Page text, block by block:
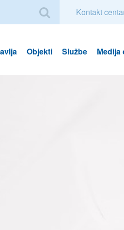
Kontakt
Objekti Službe Medija